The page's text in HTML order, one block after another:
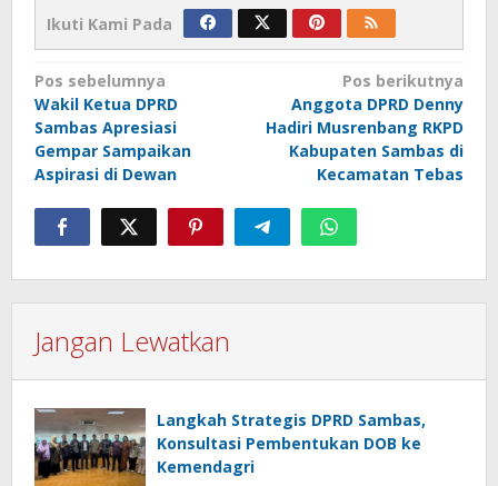
Ikuti Kami Pada
Navigasi
pos
Pos sebelumnya
Wakil Ketua DPRD
Sambas Apresiasi
Gempar Sampaikan
Aspirasi di Dewan
Pos berikutnya
Anggota DPRD Denny
Hadiri Musrenbang RKPD
Kabupaten Sambas di
Kecamatan Tebas
Jangan Lewatkan
Langkah Strategis DPRD Sambas,
Konsultasi Pembentukan DOB ke
Kemendagri